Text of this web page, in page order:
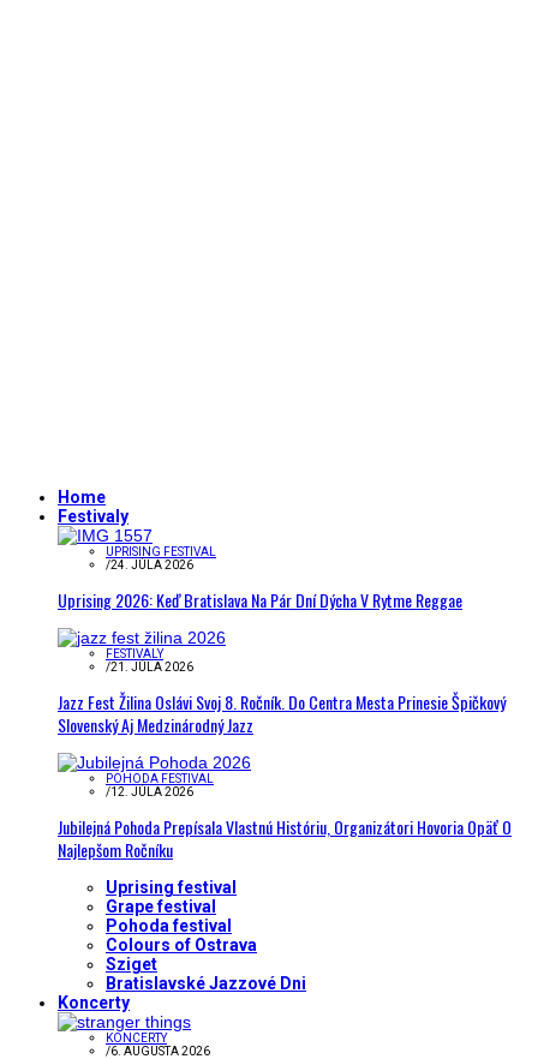
Home
Festivaly
UPRISING FESTIVAL
/24. JÚLA 2026
Uprising 2026: Keď Bratislava Na Pár Dní Dýcha V Rytme Reggae
FESTIVALY
/21. JÚLA 2026
Jazz Fest Žilina Oslávi Svoj 8. Ročník. Do Centra Mesta Prinesie Špičkový
Slovenský Aj Medzinárodný Jazz
POHODA FESTIVAL
/12. JÚLA 2026
Jubilejná Pohoda Prepísala Vlastnú Históriu, Organizátori Hovoria Opäť O
Najlepšom Ročníku
Uprising festival
Grape festival
Pohoda festival
Colours of Ostrava
Sziget
Bratislavské Jazzové Dni
Koncerty
KONCERTY
/6. AUGUSTA 2026